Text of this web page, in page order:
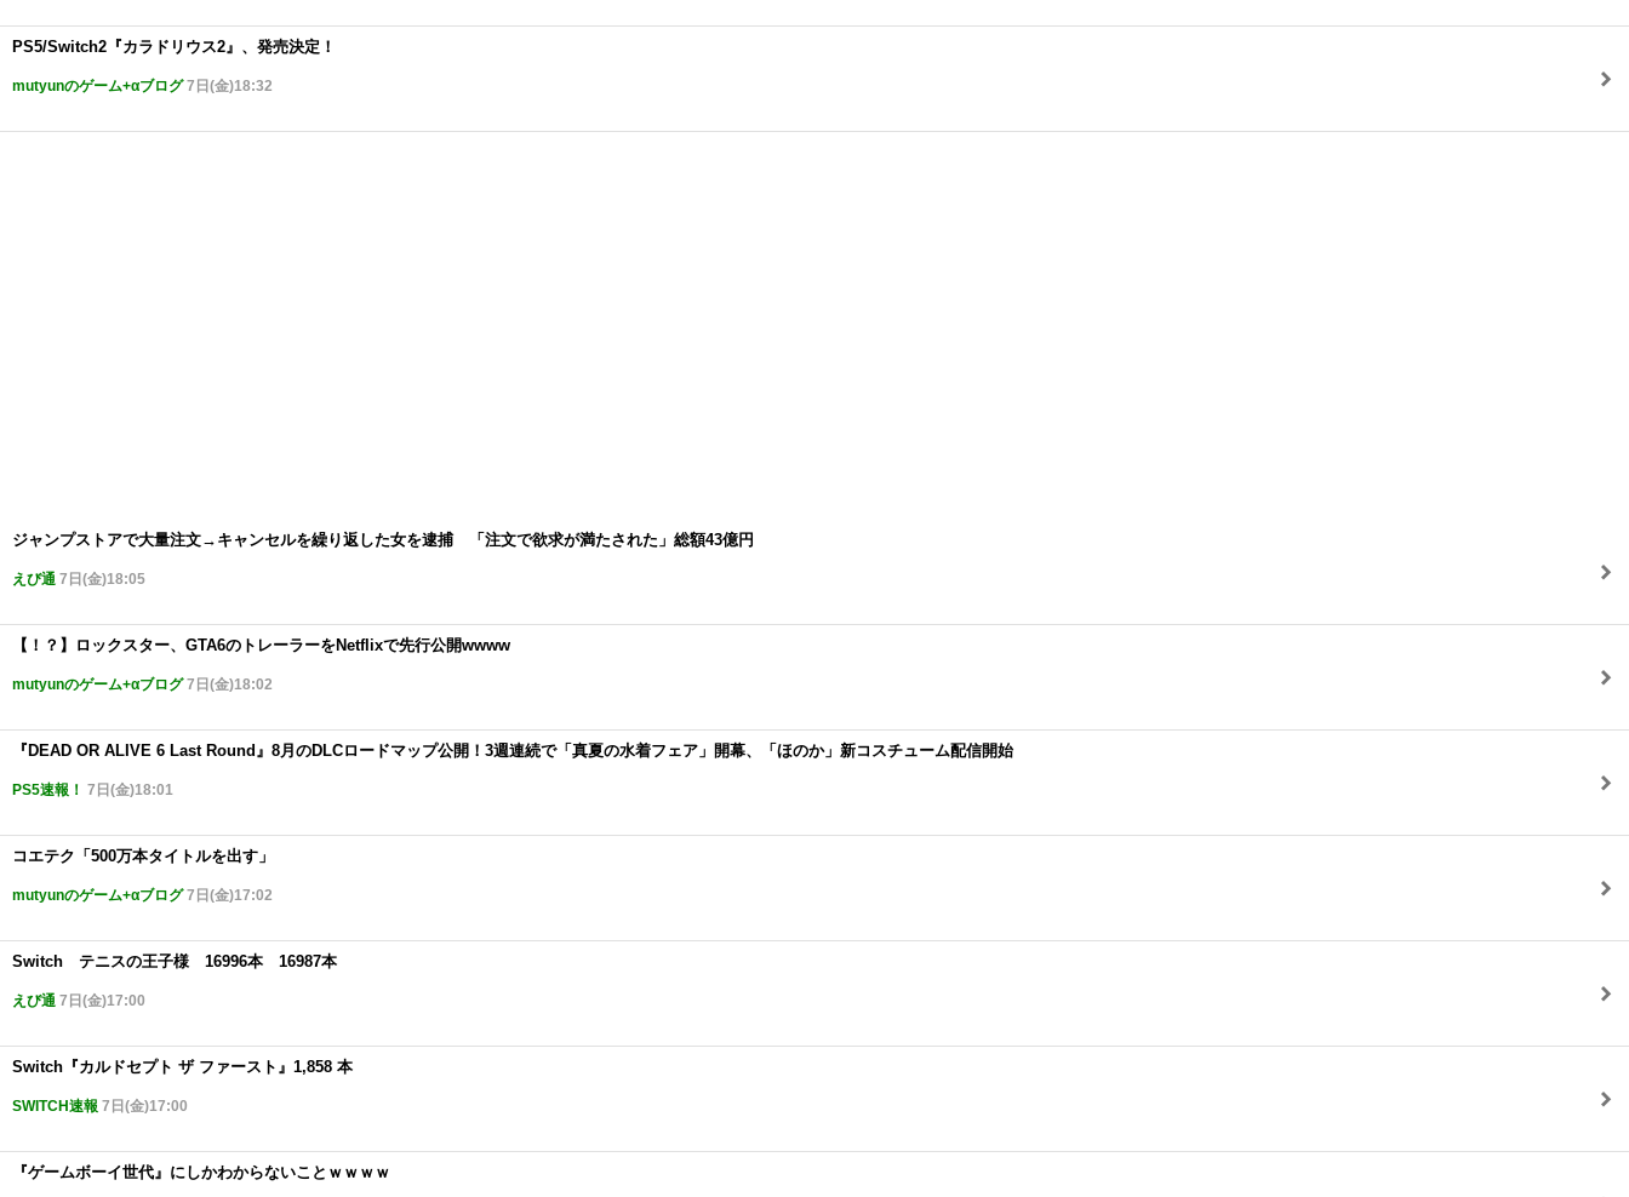
PS5/Switch2『カラドリウス2』、発売決定！
mutyunのゲーム+αブログ7日(金)18:32
ジャンプストアで大量注文→キャンセルを繰り返した女を逮捕 「注文で欲求が満たされた」総額43億円
えび通 7日(金)18:05
【！？】ロックスター、GTA6のトレーラーをNetflixで先行公開wwww
mutyunのゲーム+αブログ7日(金)18:02
『DEAD OR ALIVE 6 Last Round』8月のDLCロードマップ公開！3週連続で「真夏の水着フェア」開幕、「ほのか」新コスチューム配信開始
PS5速報！ 7日(金)18:01
コエテク「500万本タイトルを出す」
mutyunのゲーム+αブログ7日(金)17:02
Switch テニスの王子様 16996本 16987本
えび通 7日(金)17:00
Switch『カルドセプト ザ ファースト』1,858 本
SWITCH速報 7日(金)17:00
『ゲームボーイ世代』にしかわからないことｗｗｗｗ